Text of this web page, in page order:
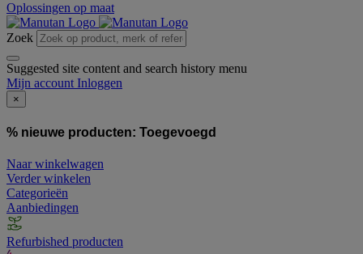
Oplossingen op maat
Zoek
Suggested site content and search history menu
Mijn account Inloggen
×
% nieuwe producten: Toegevoegd
Naar winkelwagen
Verder winkelen
Categorieën
Aanbiedingen
Refurbished producten